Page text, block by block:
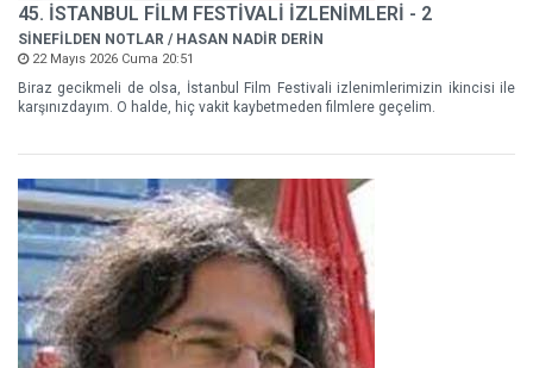
45. İSTANBUL FİLM FESTİVALİ İZLENİMLERİ - 2
SİNEFİLDEN NOTLAR / HASAN NADİR DERİN
22 Mayıs 2026 Cuma 20:51
Biraz gecikmeli de olsa, İstanbul Film Festivali izlenimlerimizin ikincisi ile
karşınızdayım. O halde, hiç vakit kaybetmeden filmlere geçelim.